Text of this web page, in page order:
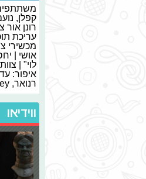
קפלן,
רונן אור
עריכת
אושי |
לוי" |
איפור:
רנואר, Bad monkey |
ווידיאו